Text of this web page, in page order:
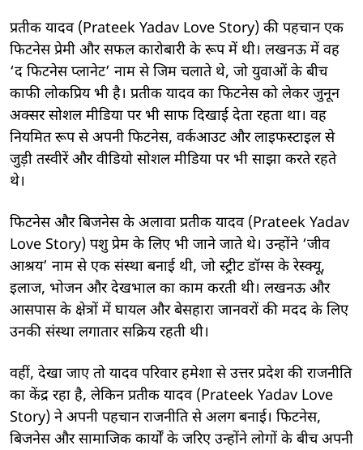
प्रतीक यादव (Prateek Yadav Love Story) की पहचान एक
फिटनेस प्रेमी और सफल कारोबारी के रूप में थी। लखनऊ में वह
‘द फिटनेस प्लानेट’ नाम से जिम चलाते थे, जो युवाओं के बीच
काफी लोकप्रिय भी है। प्रतीक यादव का फिटनेस को लेकर जुनून
अक्सर सोशल मीडिया पर भी साफ दिखाई देता रहता था। वह
नियमित रूप से अपनी फिटनेस, वर्कआउट और लाइफस्टाइल से
जुड़ी तस्वीरें और वीडियो सोशल मीडिया पर भी साझा करते रहते
थे।
फिटनेस और बिजनेस के अलावा प्रतीक यादव (Prateek Yadav
Love Story) पशु प्रेम के लिए भी जाने जाते थे। उन्होंने ‘जीव
आश्रय’ नाम से एक संस्था बनाई थी, जो स्ट्रीट डॉग्स के रेस्क्यू,
इलाज, भोजन और देखभाल का काम करती थी। लखनऊ और
आसपास के क्षेत्रों में घायल और बेसहारा जानवरों की मदद के लिए
उनकी संस्था लगातार सक्रिय रहती थी।
वहीं, देखा जाए तो यादव परिवार हमेशा से उत्तर प्रदेश की राजनीति
का केंद्र रहा है, लेकिन प्रतीक यादव (Prateek Yadav Love
Story) ने अपनी पहचान राजनीति से अलग बनाई। फिटनेस,
बिजनेस और सामाजिक कार्यों के जरिए उन्होंने लोगों के बीच अपनी